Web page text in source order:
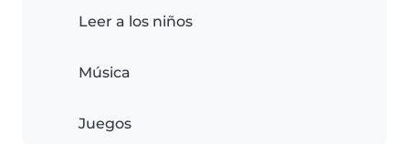
Leer a los niños
Música
Juegos